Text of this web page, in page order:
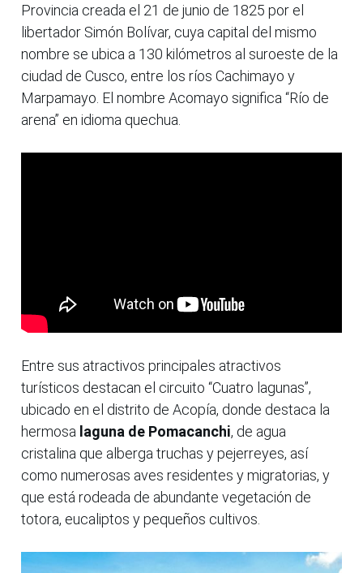
Provincia creada el 21 de junio de 1825 por el
libertador Simón Bolívar, cuya capital del mismo
nombre se ubica a 130 kilómetros al suroeste de la
ciudad de Cusco, entre los ríos Cachimayo y
Marpamayo. El nombre Acomayo significa “Río de
arena” en idioma quechua.
Entre sus atractivos principales atractivos
turísticos destacan el circuito “Cuatro lagunas”,
ubicado en el distrito de Acopía, donde destaca la
hermosa laguna de Pomacanchi, de agua
cristalina que alberga truchas y pejerreyes, así
como numerosas aves residentes y migratorias, y
que está rodeada de abundante vegetación de
totora, eucaliptos y pequeños cultivos.